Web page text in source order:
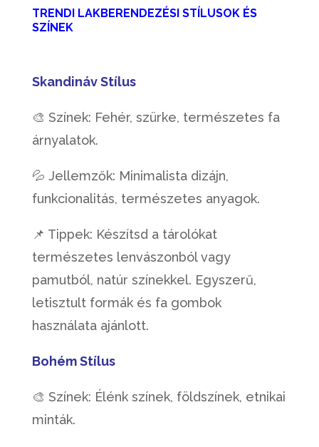
TRENDI LAKBERENDEZÉSI STÍLUSOK ÉS
SZÍNEK
Skandináv Stílus
🎨 Színek: Fehér, szürke, természetes fa
árnyalatok.
💦 Jellemzők: Minimalista dizájn,
funkcionalitás, természetes anyagok.
📌 Tippek: Készítsd a tárolókat
természetes lenvászonból vagy
pamutból, natúr színekkel. Egyszerű,
letisztult formák és fa gombok
használata ajánlott.
Bohém Stílus
🎨 Színek: Élénk színek, földszínek, etnikai
minták.